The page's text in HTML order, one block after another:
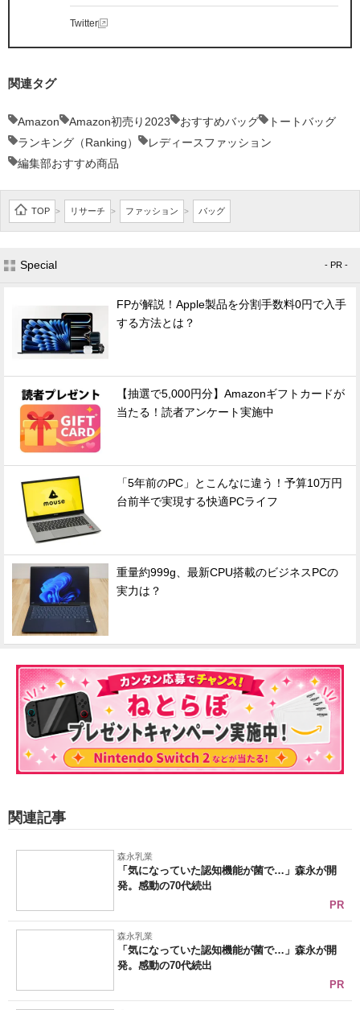
Twitter
関連タグ
Amazon Amazon初売り2023 おすすめバッグ
トートバッグ
ランキング（Ranking）
レディースファッション
編集部おすすめ商品
TOP > リサーチ > ファッション > バッグ
Special - PR -
FPが解説！Apple製品を分割手数料0円で入手
する方法とは？
【抽選で5,000円分】Amazonギフトカードが
当たる！読者アンケート実施中
「5年前のPC」とこんなに違う！予算10万円
台前半で実現する快適PCライフ
重量約999g、最新CPU搭載のビジネスPCの
実力は？
関連記事
森永乳業
「気になっていた認知機能が菌で…」森永が開
発。感動の70代続出
PR
森永乳業
「気になっていた認知機能が菌で…」森永が開
発。感動の70代続出
PR